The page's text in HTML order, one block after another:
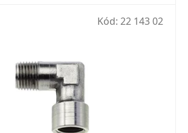
Kód: 22 143 02